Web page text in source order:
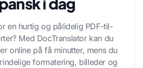
en hurtig og pålidelig PDF-til-
Med DocTranslator kan du
online på få minutter, mens du
formatering, billeder og